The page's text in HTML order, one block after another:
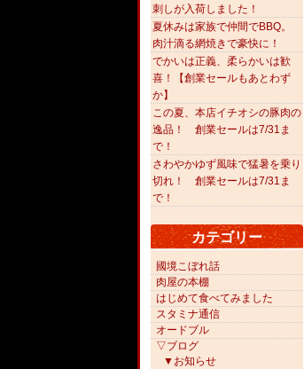
刺しが入荷しました！
夏休みは家族で仲間でBBQ。
肉汁滴る網焼きで豪快に！
でかいは正義、柔らかいは歓
喜！【創業セールもあとわず
か】
この夏、本店イチオシの豚肉の
逸品！ 創業セールは7/31ま
で！
さわやかゆず風味で猛暑を乗り
切れ！ 創業セールは7/31ま
で！
カテゴリー
國境こぼれ話
肉屋の本棚
はじめて食べてみました
スタミナ通信
オードブル
▽ブログ
▼お知らせ